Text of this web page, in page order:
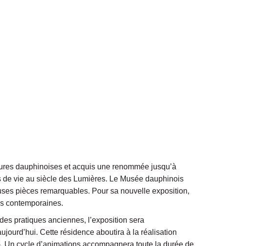
dauphinoises et acquis une renommée jusqu’à
vie au siècle des Lumières. Le Musée dauphinois
pièces remarquables. Pour sa nouvelle exposition,
contemporaines.
pratiques anciennes, l’exposition sera
Cette résidence aboutira à la réalisation
cycle d’animations accompagnera toute la durée de